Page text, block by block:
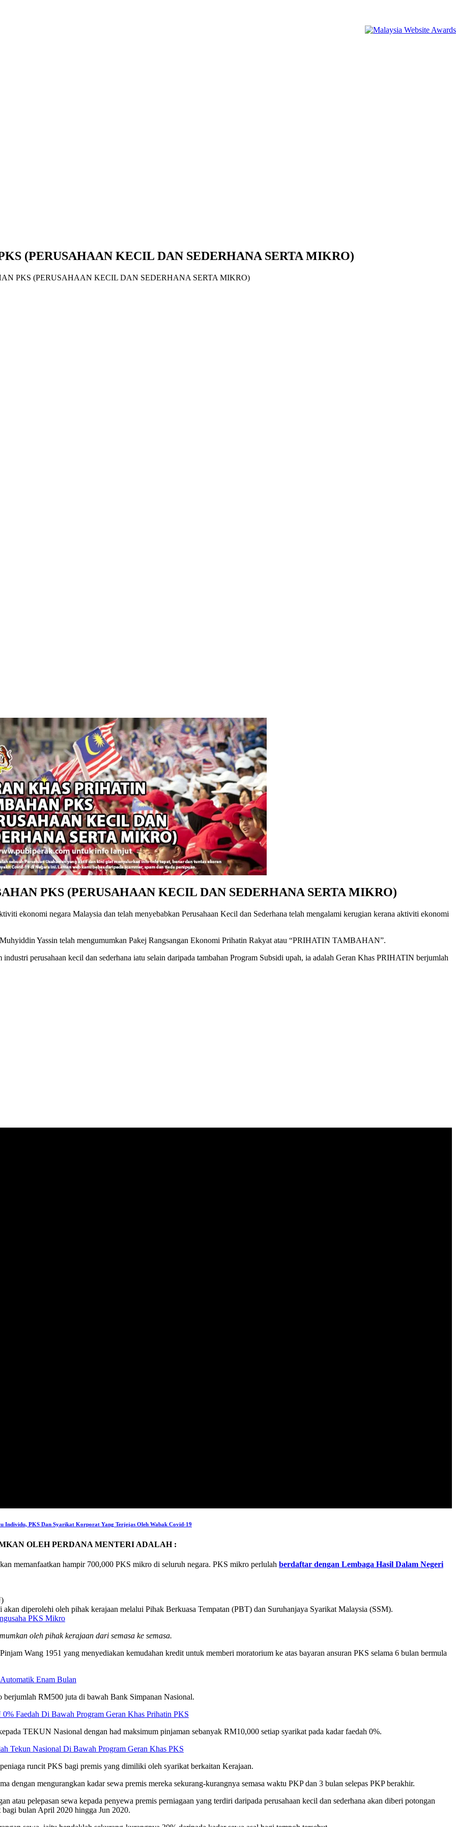
(PERUSAHAAN KECIL DAN SEDERHANA SERTA MIKRO)
PKS (PERUSAHAAN KECIL DAN SEDERHANA SERTA MIKRO)
PKS (PERUSAHAAN KECIL DAN SEDERHANA SERTA MIKRO)
ekonomi negara Malaysia dan telah menyebabkan Perusahaan Kecil dan Sederhana telah mengalami kerugian kerana aktiviti ekonomi
Yassin telah mengumumkan Pakej Rangsangan Ekonomi Prihatin Rakyat atau “PRIHATIN TAMBAHAN”.
perusahaan kecil dan sederhana iatu selain daripada tambahan Program Subsidi upah, ia adalah Geran Khas PRIHATIN berjumlah
Individu, PKS Dan Syarikat Korporat Yang Terjejas Oleh Wabak Covid-19
OLEH PERDANA MENTERI ADALAH :
memanfaatkan hampir 700,000 PKS mikro di seluruh negara. PKS mikro perlulah berdaftar dengan Lembaga Hasil Dalam Negeri
akan diperolehi oleh pihak kerajaan melalui Pihak Berkuasa Tempatan (PBT) dan Suruhanjaya Syarikat Malaysia (SSM).
PKS Mikro
oleh pihak kerajaan dari semasa ke semasa.
Wang 1951 yang menyediakan kemudahan kredit untuk memberi moratorium ke atas bayaran ansuran PKS selama 6 bulan bermula
Enam Bulan
RM500 juta di bawah Bank Simpanan Nasional.
Faedah Di Bawah Program Geran Khas Prihatin PKS
TEKUN Nasional dengan had maksimum pinjaman sebanyak RM10,000 setiap syarikat pada kadar faedah 0%.
Tekun Nasional Di Bawah Program Geran Khas PKS
runcit PKS bagi premis yang dimiliki oleh syarikat berkaitan Kerajaan.
dengan mengurangkan kadar sewa premis mereka sekurang-kurangnya semasa waktu PKP dan 3 bulan selepas PKP berakhir.
atau pelepasan sewa kepada penyewa premis perniagaan yang terdiri daripada perusahaan kecil dan sederhana akan diberi potongan
bagi bulan April 2020 hingga Jun 2020.